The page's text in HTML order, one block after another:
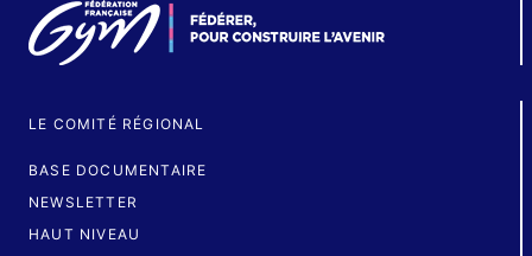
LE COMITÉ RÉGIONAL
BASE DOCUMENTAIRE
NEWSLETTER
HAUT NIVEAU